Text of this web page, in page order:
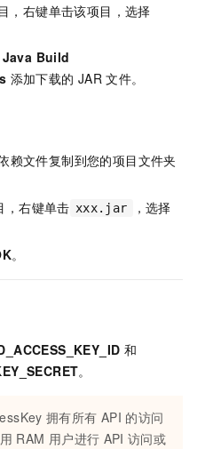
，右键单击该项目，选择
Java Build
添加下载的 JAR 文件。
赖文件复制到您的项目文件夹
，右键单击 xxx.jar
，选择
。
和
。
拥有所有 API 的访问
RAM 用户进行 API 访问或